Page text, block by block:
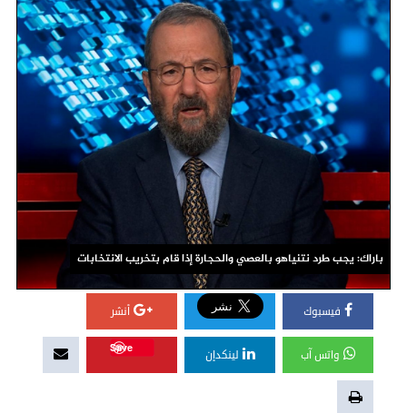
باراك: يجب طرد نتنياهو بالعصي والحجارة إذا قام بتخريب الانتخابات
فيسبوك أنشر
واتس آب لينكدإن
Save